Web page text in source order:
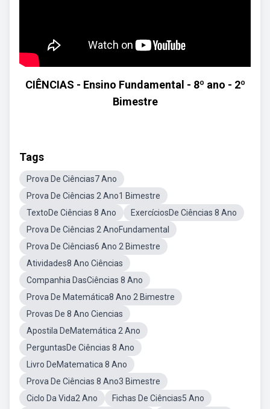
CIÊNCIAS - Ensino Fundamental - 8º ano - 2º
Bimestre
Tags
Prova De Ciências7 Ano
Prova De Ciências 2 Ano1 Bimestre
TextoDe Ciências 8 Ano
ExercíciosDe Ciências 8 Ano
Prova De Ciências 2 AnoFundamental
Prova De Ciências6 Ano 2 Bimestre
Atividades8 Ano Ciências
Companhia DasCiências 8 Ano
Prova De Matemática8 Ano 2 Bimestre
Provas De 8 Ano Ciencias
Apostila DeMatemática 2 Ano
PerguntasDe Ciências 8 Ano
Livro DeMatematica 8 Ano
Prova De Ciências 8 Ano3 Bimestre
Ciclo Da Vida2 Ano
Fichas De Ciências5 Ano